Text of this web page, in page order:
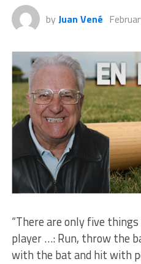
by Juan Vené
“There are only five
player …: Run, throw the
with the bat and hit with